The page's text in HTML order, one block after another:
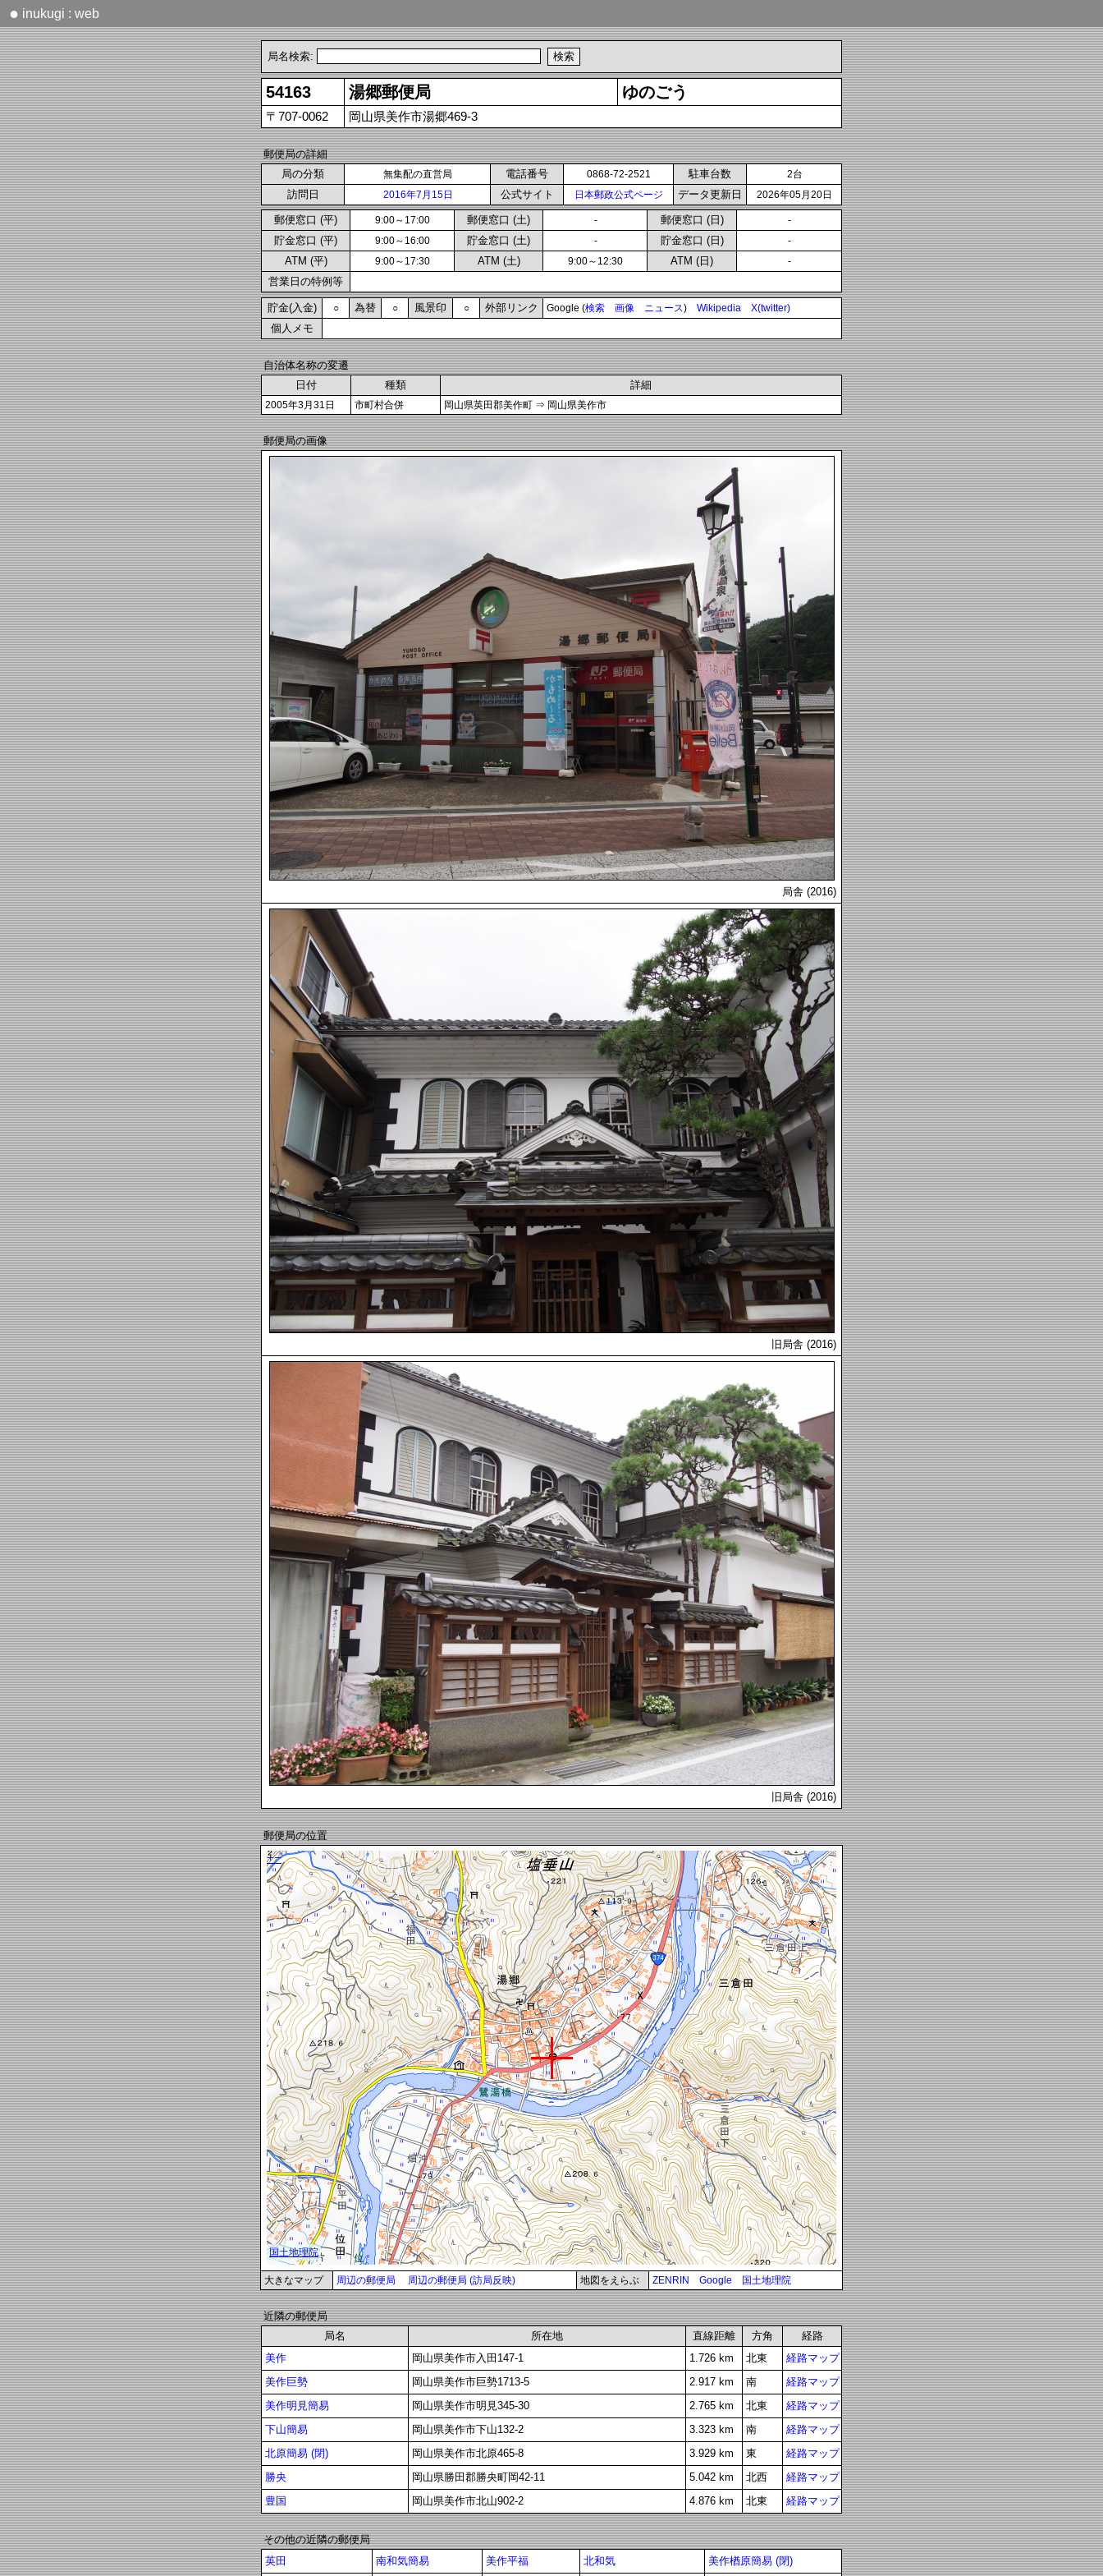
● inukugi : web
局名検索:
54163 湯郷郵便局 ゆのごう
〒707-0062 岡山県美作市湯郷469-3
郵便局の詳細
局の分類
無集配の直営局 電話番号 0868-72-2521 駐車台数 2台
訪問日 2016年7月15日 公式サイト 日本郵政公式ページ データ更新日 2026年05月20日
郵便窓口 (平) 9:00～17:00 郵便窓口 (土) - 郵便窓口 (日) -
貯金窓口 (平) 9:00～16:00 貯金窓口 (土) - 貯金窓口 (日) -
ATM (平) 9:00～17:30 ATM (土) 9:00～12:30 ATM (日) -
営業日の特例等
貯金(入金) ○ 為替 ○ 風景印 ○ 外部リンク Google (検索 画像 ニュース) Wikipedia X(twitter)
個人メモ
自治体名称の変遷
日付
種類 詳細
2005年3月31日 市町村合併 岡山県英田郡美作町 ⇒ 岡山県美作市
郵便局の画像
局舎 (2016)
旧局舎 (2016)
旧局舎 (2016)
郵便局の位置
大きなマップ 周辺の郵便局 周辺の郵便局 (訪局反映) 地図をえらぶ ZENRIN Google 国土地理院
近隣の郵便局
局名
所在地 直線距離 方角
経路
美作
岡山県美作市入田147-1 1.726 km 北東
経路マップ
美作巨勢
岡山県美作市巨勢1713-5 2.917 km 南
経路マップ
美作明見簡易
岡山県美作市明見345-30 2.765 km 北東
経路マップ
下山簡易
岡山県美作市下山132-2 3.323 km 南
経路マップ
北原簡易 (閉)
岡山県美作市北原465-8 3.929 km 東
経路マップ
勝央
岡山県勝田郡勝央町岡42-11 5.042 km 北西
経路マップ
豊国
岡山県美作市北山902-2 4.876 km 北東 経路マップ
その他の近隣の郵便局
英田
南和気簡易 美作平福 北和気 美作楢原簡易 (閉)